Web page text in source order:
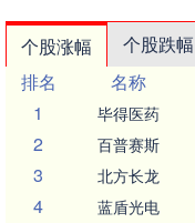
个股涨幅 个股跌幅
排名
名称
1
毕得医药
2 百普赛斯
3 北方长龙
4 蓝盾光电